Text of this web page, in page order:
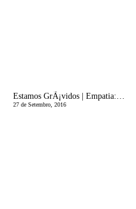
27 de Setembro, 2016